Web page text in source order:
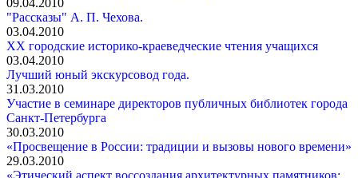
09.04.2010
"Рассказы" А. П. Чехова.
03.04.2010
XX городские историко-краеведческие чтения учащихся
03.04.2010
Лучший юный экскурсовод года.
31.03.2010
Участие в семинаре директоров публичных библиотек города
Санкт-Петербурга
30.03.2010
«Просвещение в Роcсии: традиции и вызовы нового времени»
29.03.2010
«Этический аспект воссоздания архитектурных памятников: